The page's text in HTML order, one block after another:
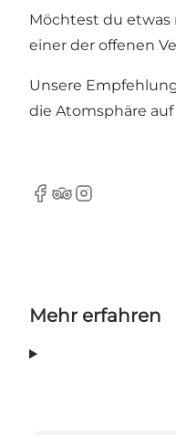
Möchtest du etwas
einer der offenen
Unsere
die Atomsphäre
Facebook
Tripadvisor
Instagram
Mehr erfahren